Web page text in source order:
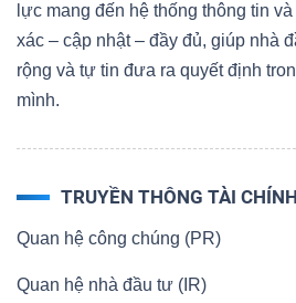
lực mang đến hệ thống thông tin
xác – cập nhật – đầy đủ, giúp nhà
rộng và tự tin đưa ra quyết định
mình.
TRUYỀN THÔNG TÀI CHÍNH
Quan hệ công chúng (PR)
Quan hệ nhà đầu tư (IR)